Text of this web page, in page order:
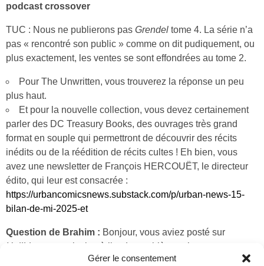
Gérer le consentement
podcast crossover
TUC : Nous ne publierons pas Grendel tome 4. La série n’a
pas « rencontré son public » comme on dit pudiquement, ou
plus exactement, les ventes se sont effondrées au tome 2.
Pour The Unwritten, vous trouverez la réponse un peu
plus haut.
Et pour la nouvelle collection, vous devez certainement
parler des DC Treasury Books, des ouvrages très grand
format en souple qui permettront de découvrir des récits
inédits ou de la réédition de récits cultes ! Eh bien, vous
avez une newsletter de François HERCOUËT, le directeur
édito, qui leur est consacrée :
https://urbancomicsnews.substack.com/p/urban-news-15-
bilan-de-mi-2025-et
Question de Brahim : Bonjour, vous aviez posté sur
Hellblazer
pour inciter à lire. Le problème, c’est que vous ne
rééditez aucun volume d’aucun run alors que à date bcp de